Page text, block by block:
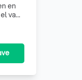
en
van